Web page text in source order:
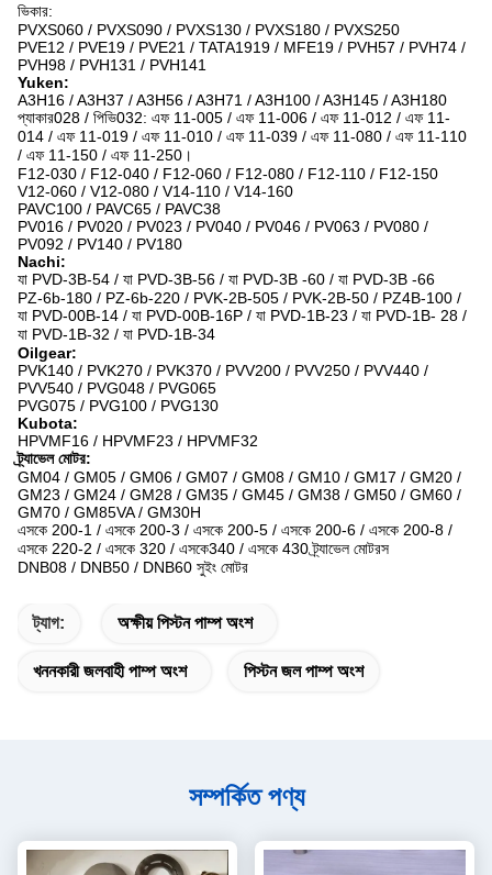
ভিকার:
PVXS060 / PVXS090 / PVXS130 / PVXS180 / PVXS250
PVE12 / PVE19 / PVE21 / TATA1919 / MFE19 / PVH57 / PVH74 /
PVH98 / PVH131 / PVH141
Yuken:
A3H16 / A3H37 / A3H56 / A3H71 / A3H100 / A3H145 / A3H180
প্যাকার028 / পিভি032: এফ 11-005 / এফ 11-006 / এফ 11-012 / এফ 11-
014 / এফ 11-019 / এফ 11-010 / এফ 11-039 / এফ 11-080 / এফ 11-110
/ এফ 11-150 / এফ 11-250।
F12-030 / F12-040 / F12-060 / F12-080 / F12-110 / F12-150
V12-060 / V12-080 / V14-110 / V14-160
PAVC100 / PAVC65 / PAVC38
PV016 / PV020 / PV023 / PV040 / PV046 / PV063 / PV080 /
PV092 / PV140 / PV180
Nachi:
যা PVD-3B-54 / যা PVD-3B-56 / যা PVD-3B -60 / যা PVD-3B -66
PZ-6b-180 / PZ-6b-220 / PVK-2B-505 / PVK-2B-50 / PZ4B-100 /
যা PVD-00B-14 / যা PVD-00B-16P / যা PVD-1B-23 / যা PVD-1B- 28 /
যা PVD-1B-32 / যা PVD-1B-34
Oilgear:
PVK140 / PVK270 / PVK370 / PVV200 / PVV250 / PVV440 /
PVV540 / PVG048 / PVG065
PVG075 / PVG100 / PVG130
Kubota:
HPVMF16 / HPVMF23 / HPVMF32
ট্র্যাভেল মোটর:
GM04 / GM05 / GM06 / GM07 / GM08 / GM10 / GM17 / GM20 /
GM23 / GM24 / GM28 / GM35 / GM45 / GM38 / GM50 / GM60 /
GM70 / GM85VA / GM30H
এসকে 200-1 / এসকে 200-3 / এসকে 200-5 / এসকে 200-6 / এসকে 200-8 /
এসকে 220-2 / এসকে 320 / এসকে340 / এসকে 430 ট্র্যাভেল মোটরস
DNB08 / DNB50 / DNB60 সুইং মোটর
ট্যাগ: অক্ষীয় পিস্টন পাম্প অংশ
খননকারী জলবাহী পাম্প অংশ পিস্টন জল পাম্প অংশ
সম্পর্কিত পণ্য